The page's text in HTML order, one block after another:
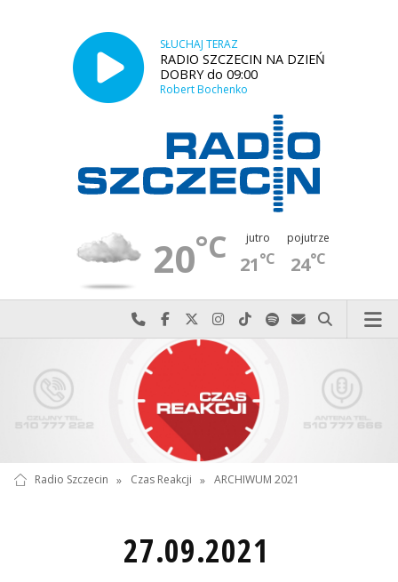
SŁUCHAJ TERAZ
RADIO SZCZECIN NA DZIEŃ
DOBRY do 09:00
Robert Bochenko
20°C jutro
21°C
pojutrze
24°C
Najlepiej po prostu do nas zadzwoń
Odwiedź nas na Facebook-u
Odwiedź nas na X
Odwiedź nas na Instagram-ie
Odwiedź nas na TikTok-u
Szukaj nas na Spotify
Wyślij do nas
Szukaj
Radio Szczecin » Czas Reakcji » ARCHIWUM 2021
27.09.2021